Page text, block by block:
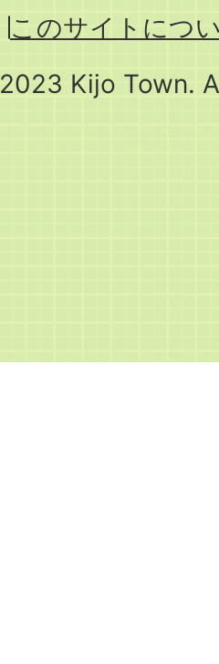
このサイトにつ
Kijo Town.